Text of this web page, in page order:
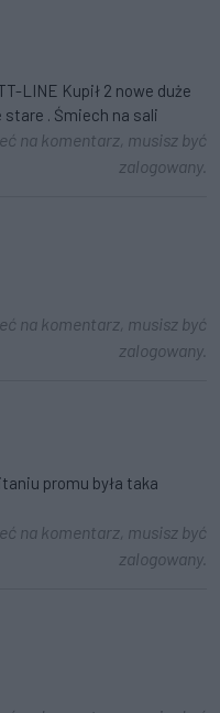
LINE Kupił 2 nowe duże
stare . Śmiech na sali
na komentarz, musisz być
zalogowany.
na komentarz, musisz być
zalogowany.
promu była taka
na komentarz, musisz być
zalogowany.